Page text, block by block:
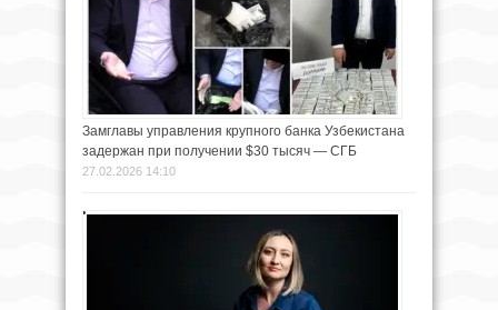
Замглавы управления крупного банка Узбекистана
задержан при получении $30 тысяч — СГБ
27.02.2026 14:10